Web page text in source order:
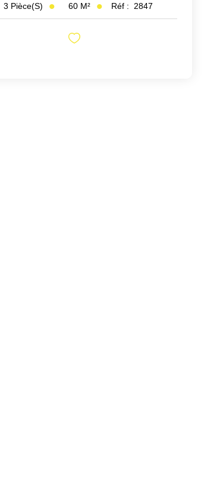
3 Pièce(s) 60 M² Réf : 2847